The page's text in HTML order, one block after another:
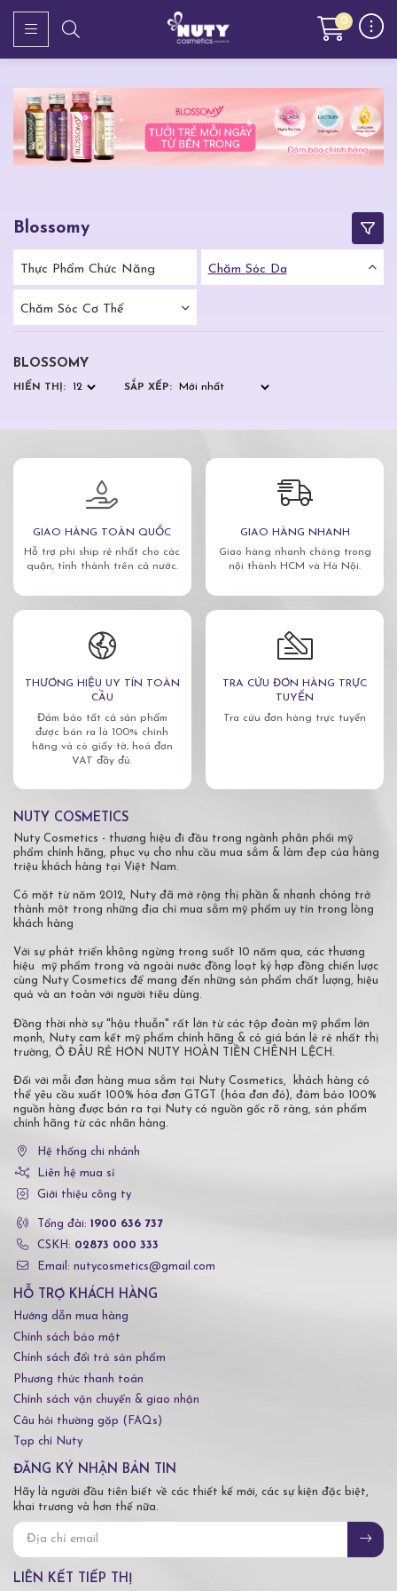
0
Blossomy
Thực Phẩm Chức Năng Chăm Sóc Da
Chăm Sóc Cơ Thể
BLOSSOMY
HIỂN THỊ: SẮP XẾP:
GIAO HÀNG TOÀN QUỐC
Hỗ trợ phí ship rẻ nhất cho các
quận, tỉnh thành trên cả nước.
GIAO HÀNG NHANH
Giao hàng nhanh chóng trong
nội thành HCM và Hà Nội.
THƯƠNG HIỆU UY TÍN TOÀN
CẦU
Đảm bảo tất cả sản phẩm
được bán ra là 100% chính
hãng và có giấy tờ, hoá đơn
VAT đầy đủ.
TRA CỨU ĐƠN HÀNG TRỰC
TUYẾN
Tra cứu đơn hàng trực tuyến
NUTY COSMETICS
Nuty Cosmetics - thương hiệu đi đầu trong ngành phân phối mỹ
phẩm chính hãng, phục vụ cho nhu cầu mua sắm & làm đẹp của hàng
triệu khách hàng tại Việt Nam.
Có mặt từ năm 2012, Nuty đã mở rộng thị phần & nhanh chóng trở
thành một trong những địa chỉ mua sắm mỹ phẩm uy tín trong lòng
khách hàng
Với sự phát triển không ngừng trong suốt 10 năm qua, các thương
hiệu mỹ phẩm trong và ngoài nước đồng loạt ký hợp đồng chiến lược
cùng Nuty Cosmetics để mang đến những sản phẩm chất lượng, hiệu
quả và an toàn với người tiêu dùng.
Đồng thời nhờ sự "hậu thuẫn" rất lớn từ các tập đoàn mỹ phẩm lớn
mạnh, Nuty cam kết mỹ phẩm chính hãng & có giá bán lẻ rẻ nhất thị
trường, Ở ĐÂU RẺ HƠN NUTY HOÀN TIỀN CHÊNH LỆCH.
Đối với mỗi đơn hàng mua sắm tại Nuty Cosmetics, khách hàng có
thể yêu cầu xuất 100% hóa đơn GTGT (hóa đơn đỏ), đảm bảo 100%
nguồn hàng được bán ra tại Nuty có nguồn gốc rõ ràng, sản phẩm
chính hãng từ các nhãn hàng.
Hệ thống chi nhánh
Liên hệ mua sỉ
Giới thiệu công ty
Tổng đài: 1900 636 737
CSKH: 02873 000 333
Email: nutycosmetics@gmail.com
HỖ TRỢ KHÁCH HÀNG
Hướng dẫn mua hàng
Chính sách bảo mật
Chính sách đổi trả sản phẩm
Phương thức thanh toán
Chính sách vận chuyển & giao nhận
Câu hỏi thường gặp (FAQs)
Tạp chí Nuty
ĐĂNG KÝ NHẬN BẢN TIN
Hãy là người đầu tiên biết về các thiết kế mới, các sự kiện đặc biệt,
khai trương và hơn thế nữa.
LIÊN KẾT TIẾP THỊ